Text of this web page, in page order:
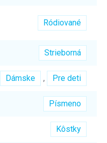
Ródiované
Strieborná
Dámske , Pre deti
Písmeno
Kôstky